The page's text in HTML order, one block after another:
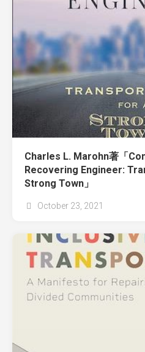
Charles L. Marohn著「
Recovering Engineer:
Strong Town」
October 23, 2021